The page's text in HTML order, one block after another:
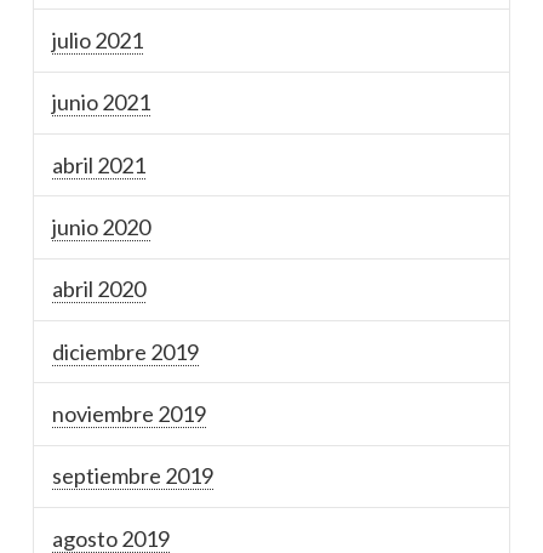
julio 2021
junio 2021
abril 2021
junio 2020
abril 2020
diciembre 2019
noviembre 2019
septiembre 2019
agosto 2019